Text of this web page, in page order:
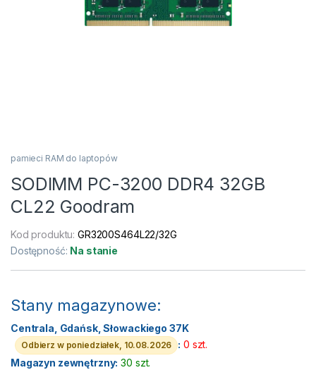
pamieci RAM do laptopów
SODIMM PC-3200 DDR4 32GB
CL22 Goodram
Kod produktu:GR3200S464L22/32G
Dostępność: Na stanie
Stany magazynowe:
Centrala, Gdańsk, Słowackiego 37K
Odbierz w poniedziałek, 10.08.2026 : 0 szt.
Magazyn zewnętrzny: 30 szt.